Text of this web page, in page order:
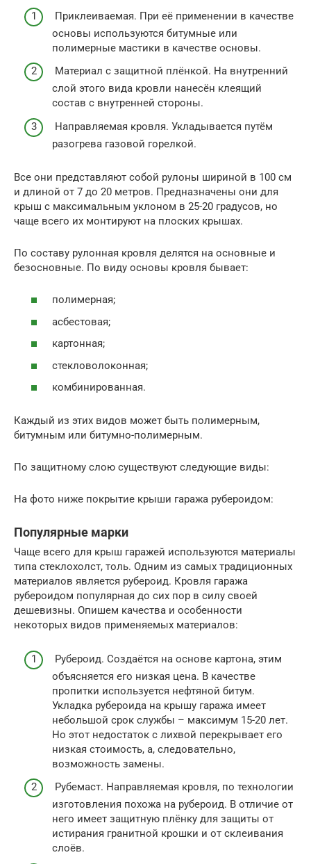
Приклеиваемая. При её применении в качестве
основы используются битумные или
полимерные мастики в качестве основы.
Материал с защитной плёнкой. На внутренний
слой этого вида кровли нанесён клеящий
состав с внутренней стороны.
Направляемая кровля. Укладывается путём
разогрева газовой горелкой.
Все они представляют собой рулоны шириной в 100 см
и длиной от 7 до 20 метров. Предназначены они для
крыш с максимальным уклоном в 25-20 градусов, но
чаще всего их монтируют на плоских крышах.
По составу рулонная кровля делятся на основные и
безосновные. По виду основы кровля бывает:
полимерная;
асбестовая;
картонная;
стекловолоконная;
комбинированная.
Каждый из этих видов может быть полимерным,
битумным или битумно-полимерным.
По защитному слою существуют следующие виды:
На фото ниже покрытие крыши гаража рубероидом:
Популярные марки
Чаще всего для крыш гаражей используются материалы
типа стеклохолст, толь. Одним из самых традиционных
материалов является рубероид. Кровля гаража
рубероидом популярная до сих пор в силу своей
дешевизны. Опишем качества и особенности
некоторых видов применяемых материалов:
Рубероид. Создаётся на основе картона, этим
объясняется его низкая цена. В качестве
пропитки используется нефтяной битум.
Укладка рубероида на крышу гаража имеет
небольшой срок службы – максимум 15-20 лет.
Но этот недостаток с лихвой перекрывает его
низкая стоимость, а, следовательно,
возможность замены.
Рубемаст. Направляемая кровля, по технологии
изготовления похожа на рубероид. В отличие от
него имеет защитную плёнку для защиты от
истирания гранитной крошки и от склеивания
слоёв.